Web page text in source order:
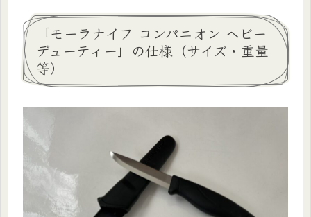
「モーラナイフ コンパニオン ヘビー
デューティー」の仕様（サイズ・重量
等）